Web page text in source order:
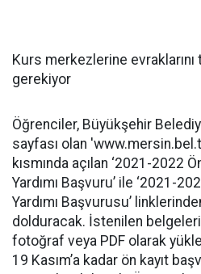
Kurs merkezlerine
gerekiyor
Öğrenciler, Büyükşehir
sayfası olan
kısmında açılan ‘2021-2022
Yardımı Başvuru’ ile ‘2021-
Yardımı Başvurusu’
dolduracak. İstenilen
fotoğraf veya PDF olarak
19 Kasım’a kadar ön kayıt